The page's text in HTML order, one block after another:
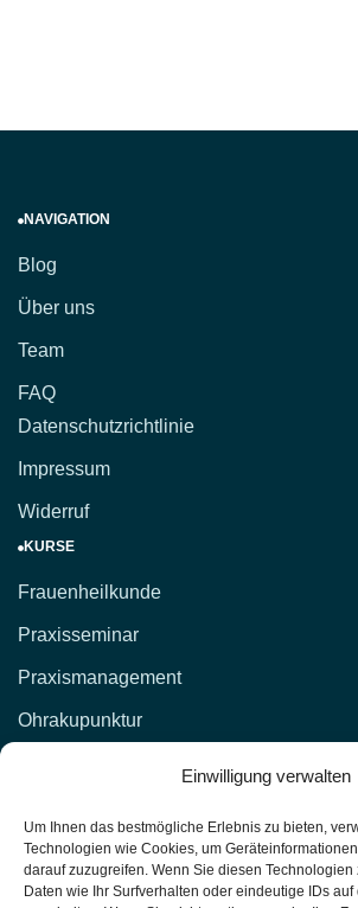
Einwilligung verwalten
Um Ihnen das bestmögliche Erlebnis zu bieten,
Technologien wie Cookies, um
darauf zuzugreifen. Wenn Sie diesen
Daten wie Ihr Surfverhalten oder eindeutige IDs auf
NAVIGATION
Blog
Über uns
Team
FAQ
Datenschutzrichtlinie
Impressum
Widerruf
KURSE
Frauenheilkunde
Praxisseminar
Praxismanagement
Ohrakupunktur
(02 12) 1 00 51,017664876381
(02 12) 4 27 11 (Fax)